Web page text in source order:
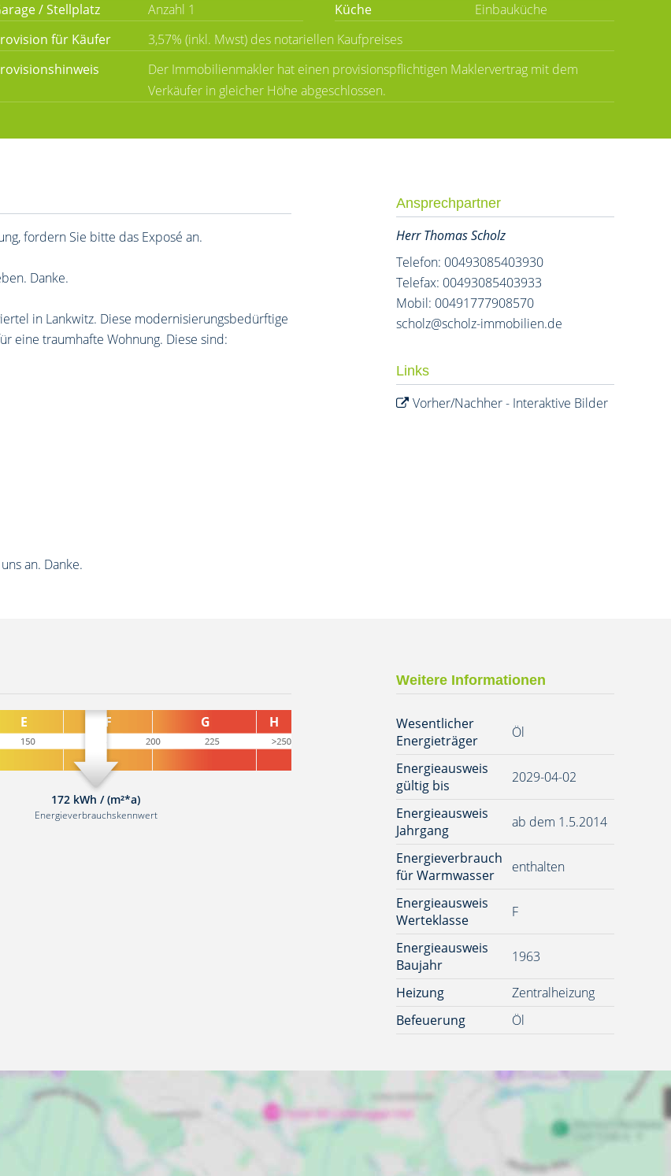
/ Stellplatz
Anzahl 1 Küche
Einbauküche
für Käufer
3,57% (inkl. Mwst) des notariellen Kaufpreises
Der Immobilienmakler hat einen provisionspflichtigen Maklervertrag mit dem
Verkäufer in gleicher Höhe abgeschlossen.
fordern Sie bitte das Exposé an.
Danke.
in Lankwitz. Diese modernisierungsbedürftige
eine traumhafte Wohnung. Diese sind:
an. Danke.
Ansprechpartner
Herr Thomas Scholz
Telefon: 00493085403930
Telefax: 00493085403933
Mobil: 00491777908570
scholz@scholz-immobilien.de
Links
Vorher/Nachher - Interaktive Bilder
172 kWh / (m²*a)
Energieverbrauchskennwert
Weitere Informationen
Wesentlicher
Energieträger
Öl
Energieausweis
gültig bis
2029-04-02
Energieausweis
Jahrgang
ab dem 1.5.2014
Energieverbrauch
für Warmwasser
enthalten
Energieausweis
Werteklasse
F
Energieausweis
Baujahr
1963
Heizung
Zentralheizung
Befeuerung
Öl